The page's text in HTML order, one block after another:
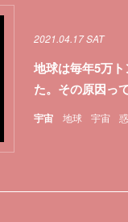
宇宙 地球 宇宙
2021.04.17 SAT
地球は毎年5万
た。その原因っ